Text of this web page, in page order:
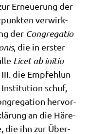
Erneue­rung der
ver­wirk­
der Con­gre­ga­tio
, die in erster
Licet ab ini­tio
III. die Emp­feh­lun­
schuf,
her­vor­
an die Häre­
die ihn zur Über­